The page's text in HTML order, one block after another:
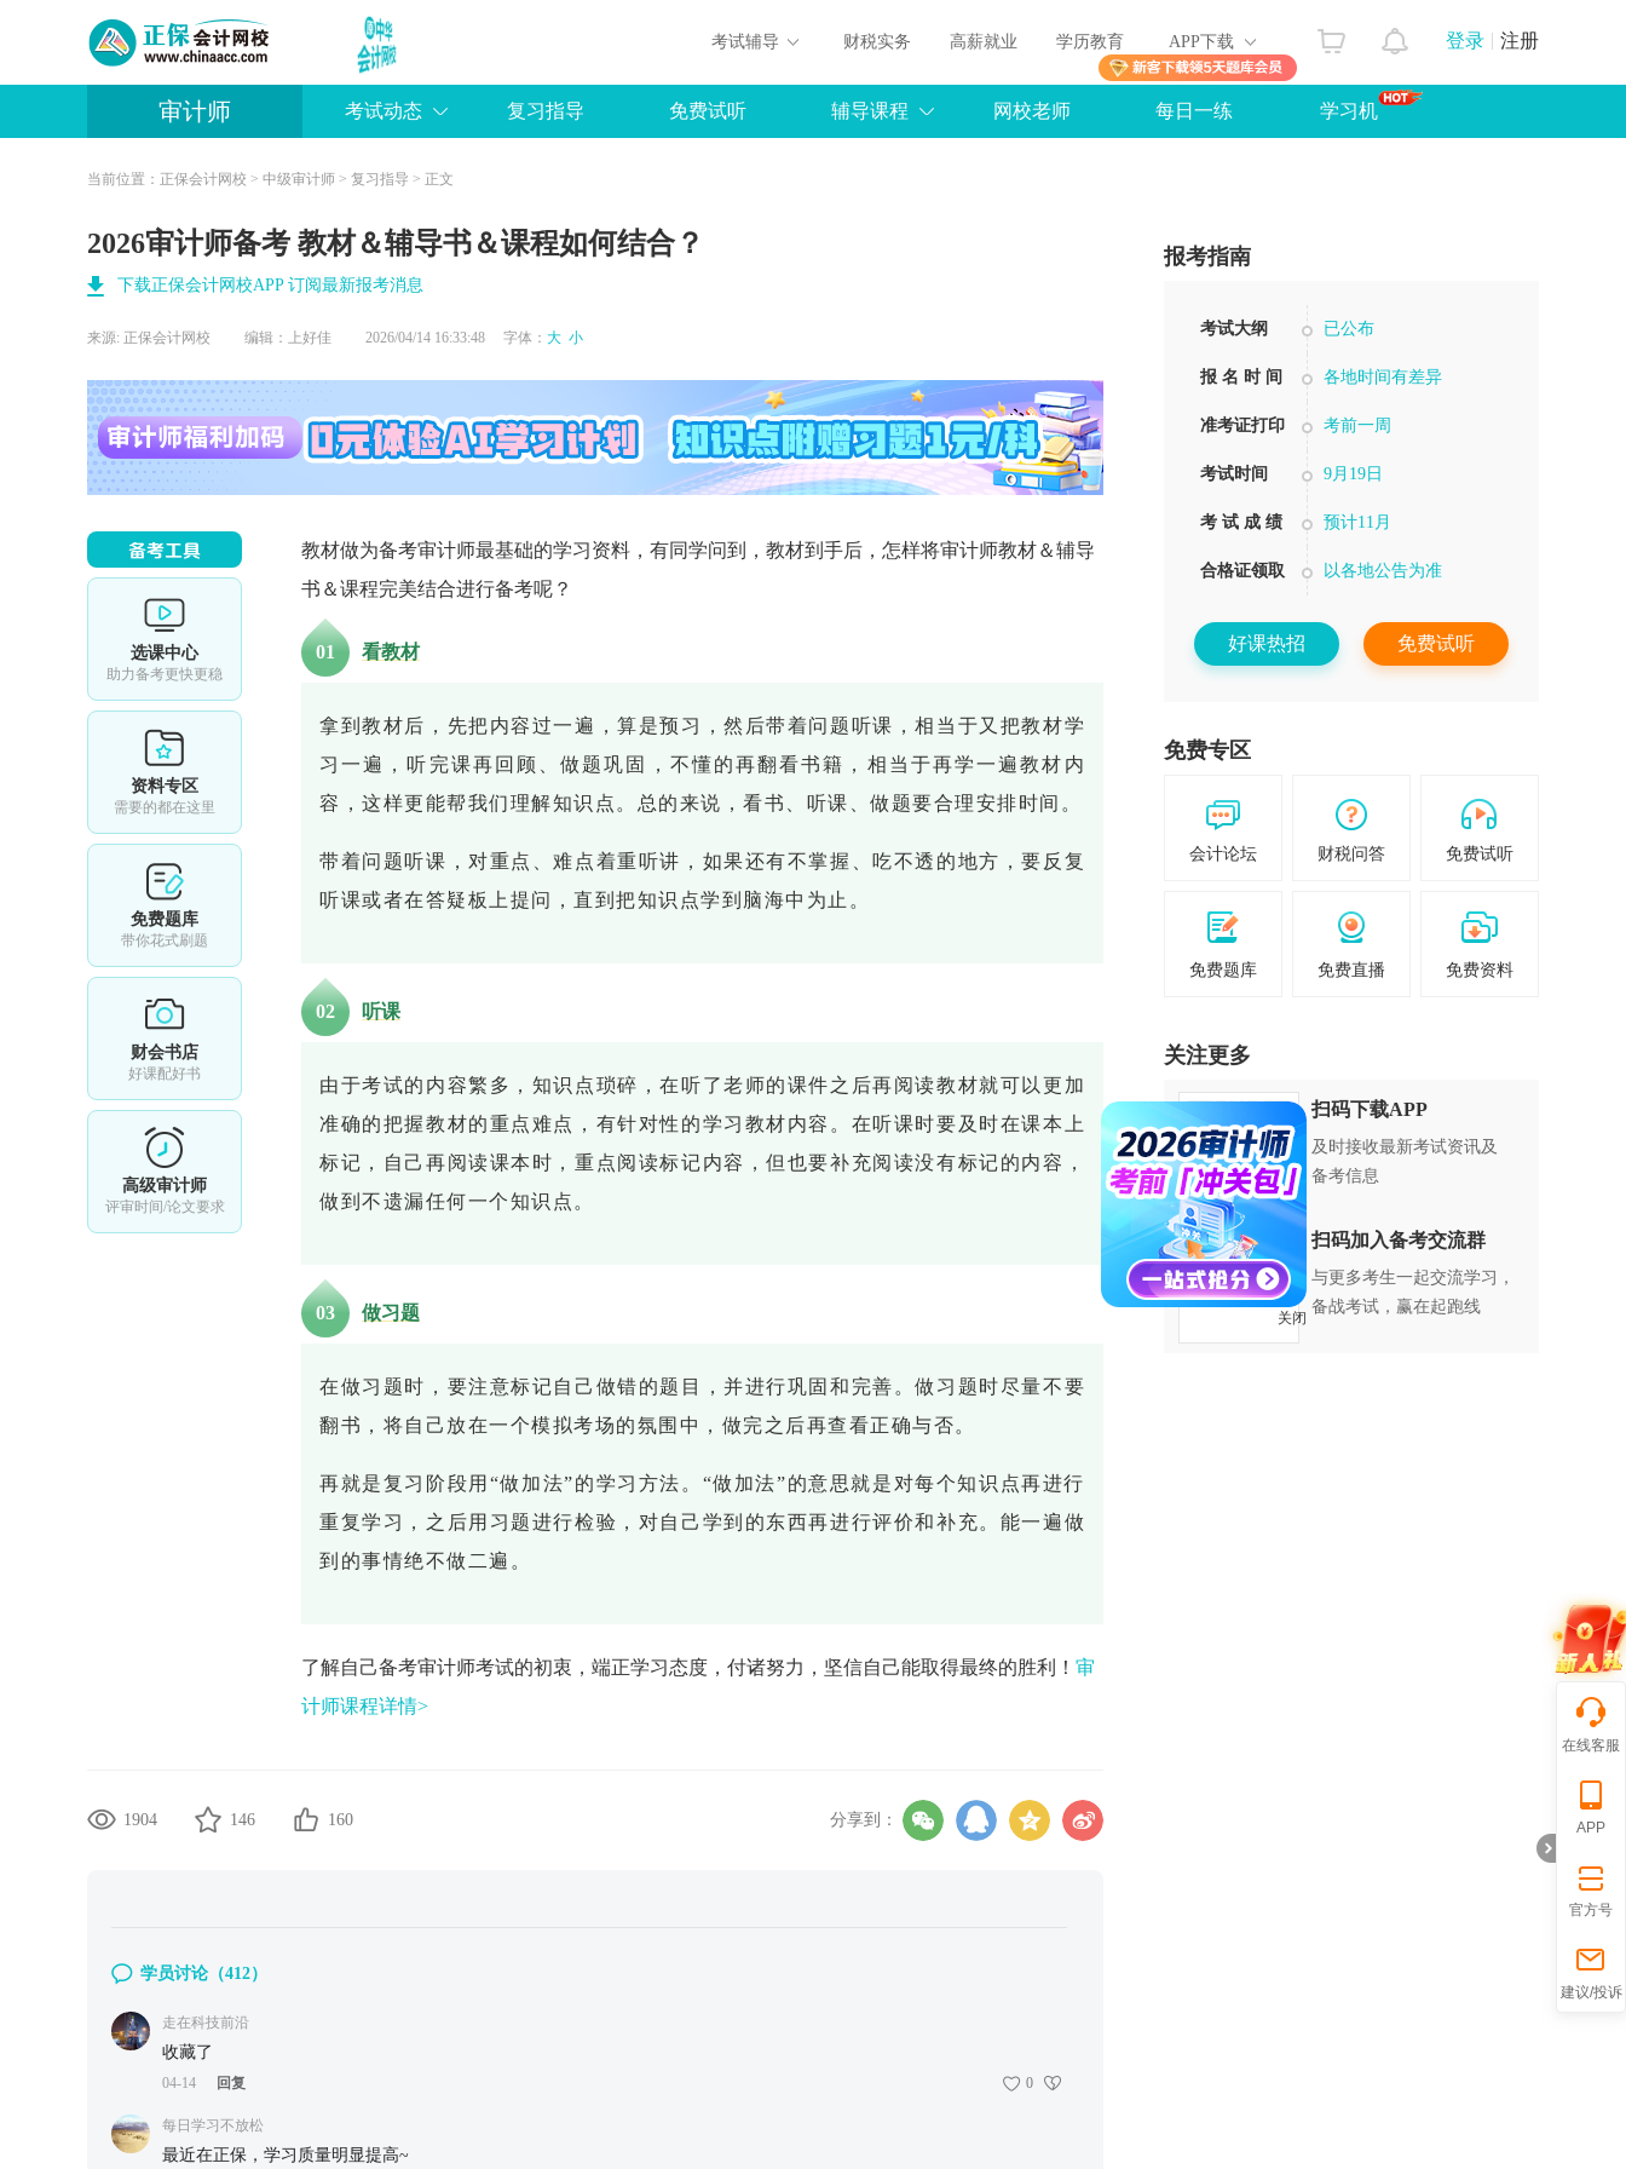
登录 注册
考试辅导 财税实务 高薪就业 学历教育 APP下载
审计师 考试动态 复习指导 免费试听 辅导课程 网校老师 每日一练 学习机
当前位置： 正保会计网校 > 中级审计师 > 复习指导 > 正文
2026审计师备考 教材＆辅导书＆课程如何结合？
下载正保会计网校APP 订阅最新报考消息
来源: 正保会计网校 编辑：上好佳 2026/04/14 16:33:48 字体： 大 小
选课中心
助力备考更快更稳
资料专区
需要的都在这里
免费题库
带你花式刷题
财会书店
好课配好书
高级审计师
评审时间/论文要求
教材做为备考审计师最基础的学习资料，有同学问到，教材到手后，怎样将审计师教材＆辅导
书＆课程完美结合进行备考呢？
01 看教材
拿到教材后，先把内容过一遍，算是预习，然后带着问题听课，相当于又把教材学
习一遍，听完课再回顾、做题巩固，不懂的再翻看书籍，相当于再学一遍教材内
容，这样更能帮我们理解知识点。总的来说，看书、听课、做题要合理安排时间。
带着问题听课，对重点、难点着重听讲，如果还有不掌握、吃不透的地方，要反复
听课或者在答疑板上提问，直到把知识点学到脑海中为止。
02 听课
由于考试的内容繁多，知识点琐碎，在听了老师的课件之后再阅读教材就可以更加
准确的把握教材的重点难点，有针对性的学习教材内容。在听课时要及时在课本上
标记，自己再阅读课本时，重点阅读标记内容，但也要补充阅读没有标记的内容，
做到不遗漏任何一个知识点。
03 做习题
在做习题时，要注意标记自己做错的题目，并进行巩固和完善。做习题时尽量不要
翻书，将自己放在一个模拟考场的氛围中，做完之后再查看正确与否。
再就是复习阶段用“做加法”的学习方法。“做加法”的意思就是对每个知识点再进行
重复学习，之后用习题进行检验，对自己学到的东西再进行评价和补充。能一遍做
到的事情绝不做二遍。
了解自己备考审计师考试的初衷，端正学习态度，付诸努力，坚信自己能取得最终的胜利！ 审
计师课程详情>
1904 146 160 分享到：
学员讨论（412）
走在科技前沿
收藏了
04-14 回复 0
每日学习不放松
最近在正保，学习质量明显提高~
报考指南
考试大纲 已公布
报 名 时 间 各地时间有差异
准考证打印 考前一周
考试时间 9月19日
考 试 成 绩 预计11月
合格证领取 以各地公告为准
好课热招 免费试听
免费专区
会计论坛 财税问答 免费试听
免费题库 免费直播 免费资料
关注更多
扫码下载APP
及时接收最新考试资讯及
备考信息
扫码加入备考交流群
与更多考生一起交流学习，
备战考试，赢在起跑线
在线客服
APP
官方号
建议/投诉